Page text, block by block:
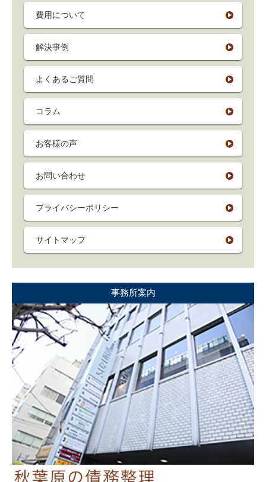
費用について
解決事例
よくあるご質問
コラム
お客様の声
お問い合わせ
プライバシーポリシー
サイトマップ
事務所案内